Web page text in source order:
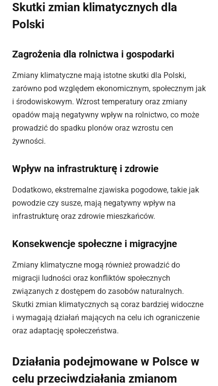
Skutki zmian klimatycznych dla
Polski
Zagrożenia dla rolnictwa i gospodarki
Zmiany klimatyczne mają istotne skutki dla Polski,
zarówno pod względem ekonomicznym, społecznym jak
i środowiskowym. Wzrost temperatury oraz zmiany
opadów mają negatywny wpływ na rolnictwo, co może
prowadzić do spadku plonów oraz wzrostu cen
żywności.
Wpływ na infrastrukturę i zdrowie
Dodatkowo, ekstremalne zjawiska pogodowe, takie jak
powodzie czy susze, mają negatywny wpływ na
infrastrukturę oraz zdrowie mieszkańców.
Konsekwencje społeczne i migracyjne
Zmiany klimatyczne mogą również prowadzić do
migracji ludności oraz konfliktów społecznych
związanych z dostępem do zasobów naturalnych.
Skutki zmian klimatycznych są coraz bardziej widoczne
i wymagają działań mających na celu ich ograniczenie
oraz adaptację społeczeństwa.
Działania podejmowane w Polsce w
celu przeciwdziałania zmianom